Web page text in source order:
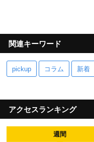
関連キーワード
pickup コラム 新着
アクセスランキング
週間